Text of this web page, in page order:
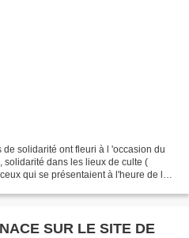
solidarité ont fleuri à l 'occasion du
solidarité dans les lieux de culte (
qui se présentaient à l'heure de la
SUR LE SITE DE